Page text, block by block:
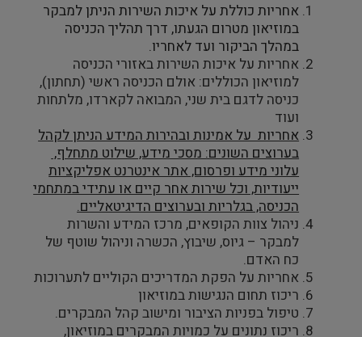
אחריות כוללת על איכות השירות הניתן למבקר
במוזיאון מטרום הגעתו, דרך תהליך הכניסה
במהלך הביקור ועד לאחריו.
אחריות על איכות השירות באזורי הכניסה
למוזיאון הכוללים: אולם הכניסה ראשי (תחתון),
כניסה לדגם בית שני, המבואה לקארדו, מלתחות
ועוד
אחריות על אמינות ובהירות המידע הניתן לקהל
בערוצים השונים: מסכי מידע, שילוט מתחלף,
עלוני מידע ופרסום, אתר אינטרנט אפליקציות
ייעודיות, וכל שירות אחר קיים או עתידי במתחמי
הכניסה, בגלריות ובערוצים הדיגיטאליים.
ניהול צוות הקופאים, מרכז המידע והשרות
למבקר – גיוס, שיבוץ, הכשרה וניהול שוטף של
כח האדם.
אחריות על הפקת המדריכים הקוליים לתערוכות
ריכוז תחום הנגישות במוזיאון
טיפול בפניות הציבור ומישוב קהל המבקרים.
ריכוז נתונים על כמויות המבקרים במוזיאון,